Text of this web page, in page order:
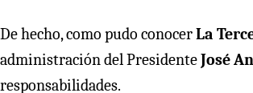
De hecho, como pudo conocerLa
administración del PresidenteJosé
responsabilidades.